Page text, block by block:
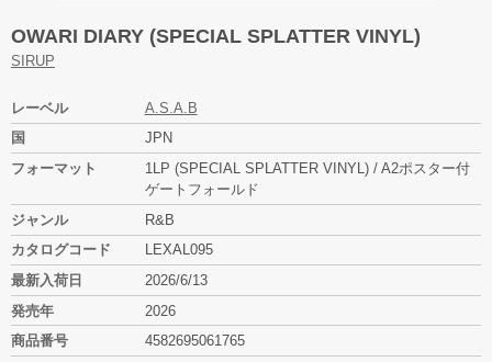
OWARI DIARY (SPECIAL SPLATTER VINYL)
SIRUP
レーベル
A.S.A.B
国
JPN
フォーマット
1LP (SPECIAL SPLATTER VINYL) / A2ポスター付
ゲートフォールド
ジャンル
R&B
カタログコード
LEXAL095
最新入荷日
2026/6/13
発売年
2026
商品番号
4582695061765